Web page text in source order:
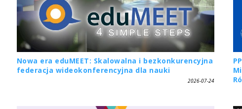
Nowa era eduMEET: Skalowalna i bezkonkurencyjna
federacja wideokonferencyjna dla nauki
2026-07-24